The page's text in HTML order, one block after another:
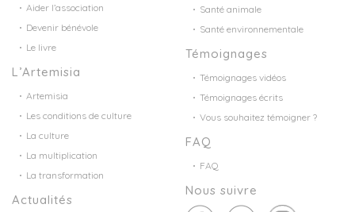
Aider l’association
Devenir bénévole
Le livre
L’Artemisia
Artemisia
Les conditions de culture
La culture
La multiplication
La transformation
Actualités
Santé animale
Santé environnementale
Témoignages
Témoignages vidéos
Témoignages écrits
Vous souhaitez témoigner ?
FAQ
FAQ
Nous suivre